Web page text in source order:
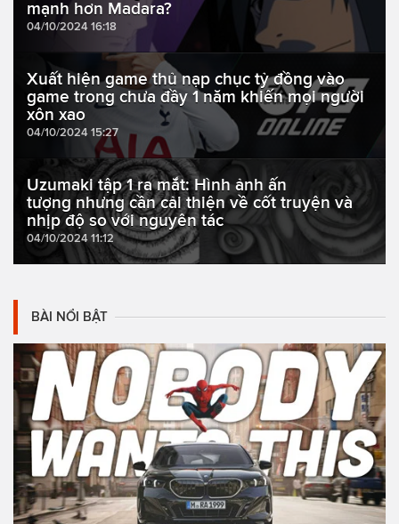
mạnh hơn Madara?
04/10/2024 16:18
Xuất hiện game thủ nạp chục tỷ đồng vào
game trong chưa đầy 1 năm khiến mọi người
xôn xao
04/10/2024 15:27
Uzumaki tập 1 ra mắt: Hình ảnh ấn
tượng nhưng cần cải thiện về cốt truyện và
nhịp độ so với nguyên tác
04/10/2024 11:12
BÀI NỔI BẬT